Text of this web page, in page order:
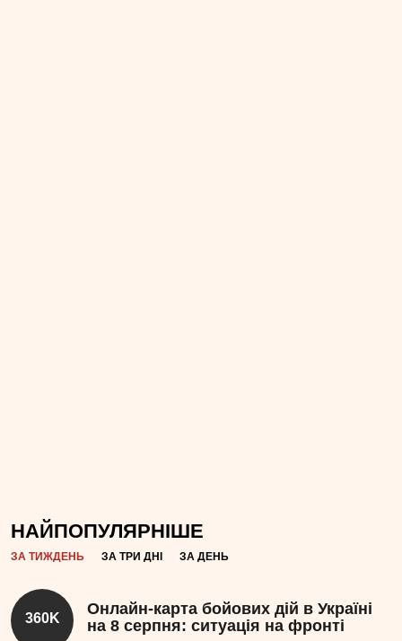
НАЙПОПУЛЯРНІШЕ
ЗА ТИЖДЕНЬ ЗА ТРИ ДНІ ЗА ДЕНЬ
360K
Онлайн-карта бойових дій в Україні
на 8 серпня: ситуація на фронті